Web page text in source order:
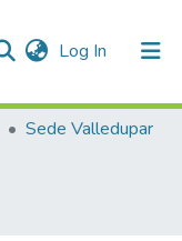
Log In (current)
Sede Valledupar